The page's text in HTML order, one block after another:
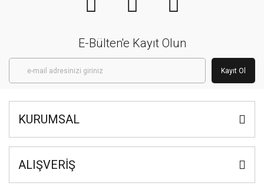
E-Bülten'e Kayıt Olun
Kayıt Ol
KURUMSAL
ALIŞVERİŞ